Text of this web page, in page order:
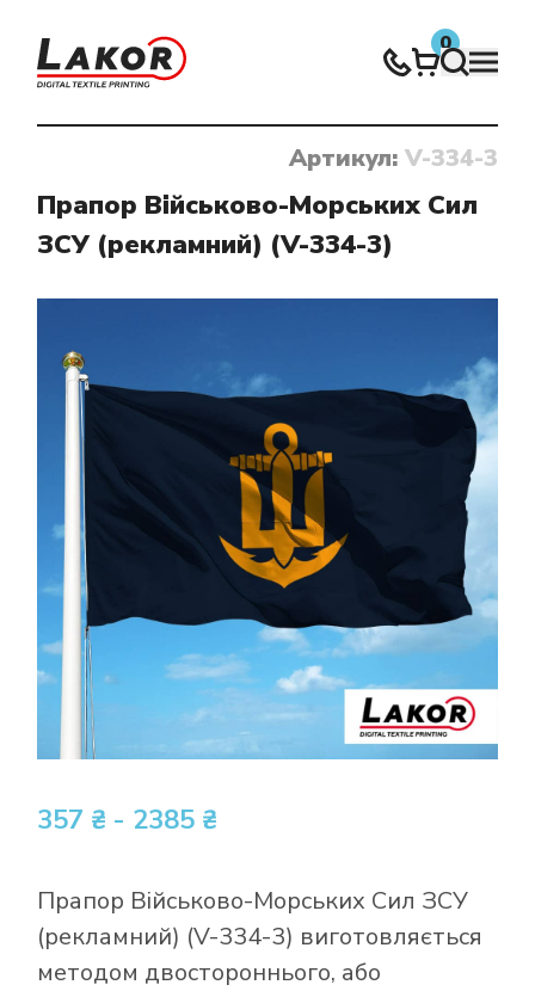
0
Нічого не знайдено
Артикул: V-334-3
Прапор Військово-Морських Сил
ЗСУ (рекламний) (V-334-3)
357 ₴ - 2385 ₴
Прапор Військово-Морських Сил ЗСУ
(рекламний) (V-334-3) виготовляється
методом двостороннього, або